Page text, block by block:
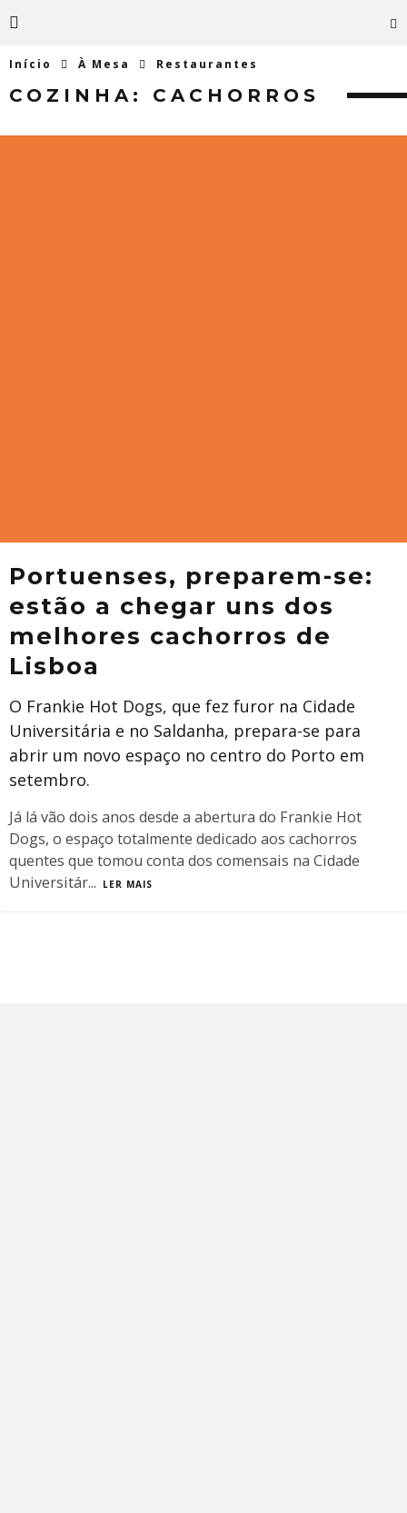
Início À Mesa Restaurantes
COZINHA: CACHORROS
​Portuenses, preparem-se:
estão a chegar uns dos
melhores cachorros de
Lisboa
O Frankie Hot Dogs, que fez furor na Cidade
Universitária e no Saldanha, prepara-se para
abrir um novo espaço no centro do Porto em
setembro.
Já lá vão dois anos desde a abertura do Frankie Hot
Dogs, o espaço totalmente dedicado aos cachorros
quentes que tomou conta dos comensais na Cidade
Universitár... LER MAIS